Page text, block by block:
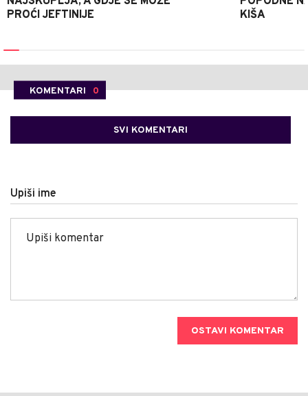
PROĆI JEFTINIJE
KIŠA
KOMENTARI 0
SVI KOMENTARI
Upiši ime
OSTAVI KOMENTAR